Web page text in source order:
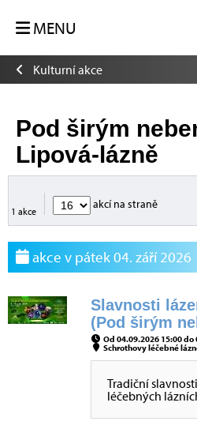
MENU
Kulturní akce
Pod širým
Lipová-lázně
1 akce
akcí na straně
akce v pátek 04. září 2026
Slavnosti
(Pod širým
Od 04.09.2026 15:00
Schrothovy léčebné
Tradiční
léčebných